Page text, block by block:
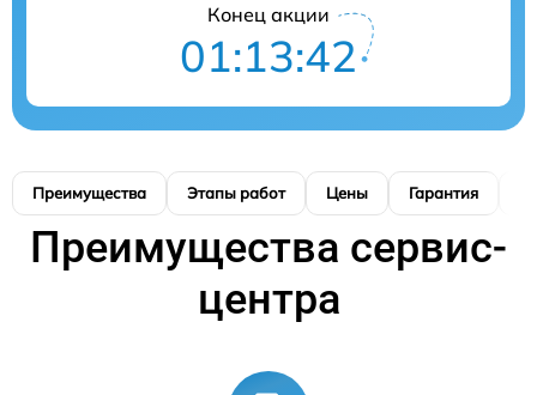
Конец акции
01:13:41
Преимущества Этапы работ Цены Гарантия
Преимущества сервис-
центра